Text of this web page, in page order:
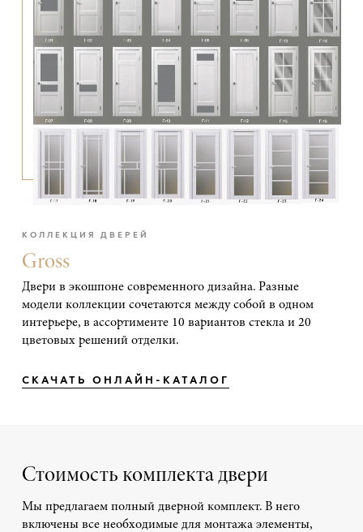
КОЛЛЕКЦИЯ ДВЕРЕЙ
Gross
Двери в экошпоне современного дизайна. Разные
модели коллекции сочетаются между собой в одном
интерьере, в ассортименте 10 вариантов стекла и 20
цветовых решений отделки.
СКАЧАТЬ ОНЛАЙН-КАТАЛОГ
Стоимость комплекта двери
Мы предлагаем полный дверной комплект. В него
включены все необходимые для монтажа элементы,